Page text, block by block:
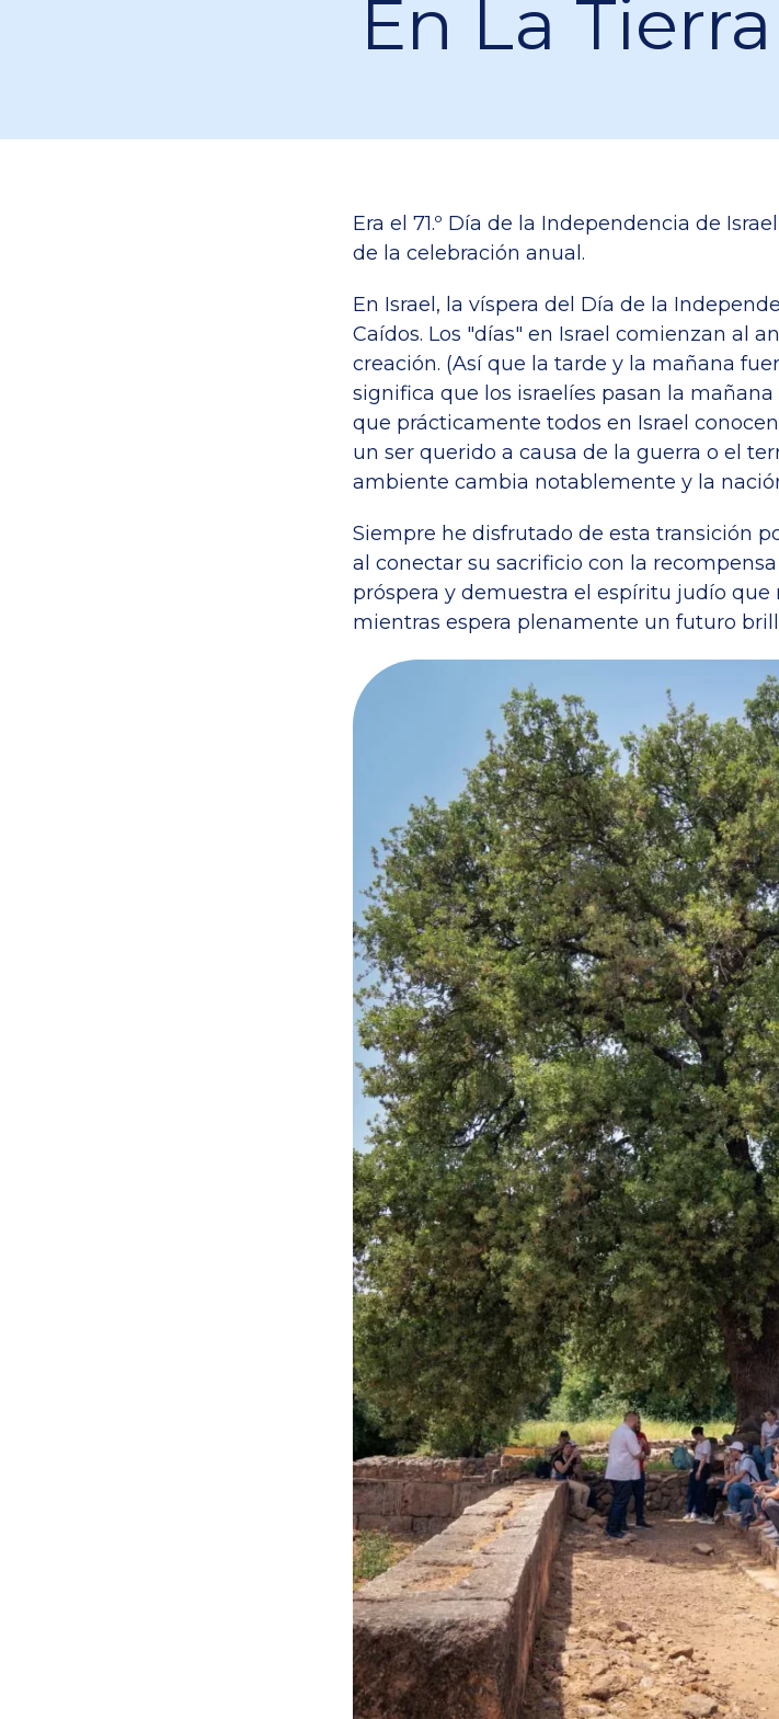
En La Tierra
Era el 71.º Día de la Independencia de
de la celebración anual.
En Israel, la víspera del Día de la
Caídos. Los "días" en Israel comienzan al
creación. (Así que la tarde y la mañana
significa que los israelíes pasan la
que prácticamente todos en Israel
un ser querido a causa de la guerra o el
ambiente cambia notablemente y la
Siempre he disfrutado de esta transición
al conectar su sacrificio con la
próspera y demuestra el espíritu judío que
mientras espera plenamente un futuro